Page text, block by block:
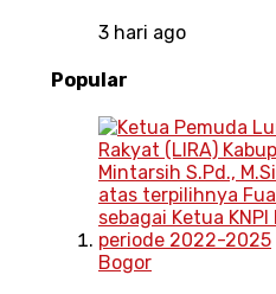
3 hari ago
Popular
Bogor